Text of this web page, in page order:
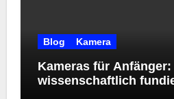
Blog Kamera
Kameras für Anfänger:
wissenschaftlich